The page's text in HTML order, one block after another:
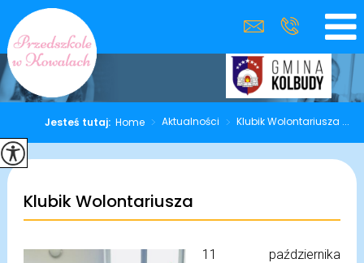
Jesteś tutaj:Home > Aktualności > Klubik Wolontariusza ...
Klubik Wolontariusza
11 października